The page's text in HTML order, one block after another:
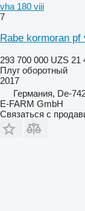
vha 180 viii
7
Rabe kormoran pf
293 700 000 UZS 21
Плуг оборотный
2017
Германия, De-
E-FARM GmbH
Связаться с